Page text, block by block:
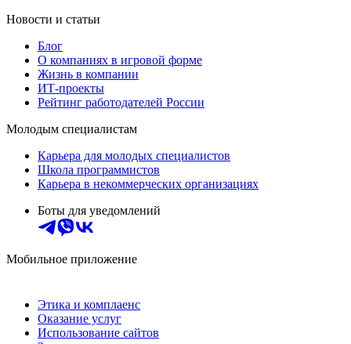
Новости и статьи
Блог
О компаниях в игровой форме
Жизнь в компании
ИТ-проекты
Рейтинг работодателей России
Молодым специалистам
Карьера для молодых специалистов
Школа программистов
Карьера в некоммерческих организациях
Боты для уведомлений
Мобильное приложение
Этика и комплаенс
Оказание услуг
Использование сайтов